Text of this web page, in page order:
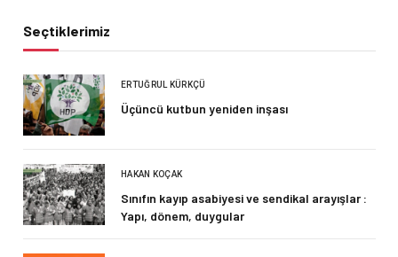
Seçtiklerimiz
ERTUĞRUL KÜRKÇÜ
Üçüncü kutbun yeniden inşası
HAKAN KOÇAK
Sınıfın kayıp asabiyesi ve sendikal arayışlar :
Yapı, dönem, duygular